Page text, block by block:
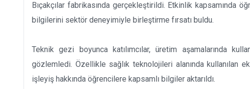
Bıçakçılar fabrikasında gerçekleştirildi. Etkinlik kapsamında
bilgilerini sektör deneyimiyle birleştirme fırsatı buldu.
Teknik gezi boyunca katılımcılar, üretim aşamalarında
gözlemledi. Özellikle sağlık teknolojileri alanında kullanılan
işleyiş hakkında öğrencilere kapsamlı bilgiler aktarıldı.